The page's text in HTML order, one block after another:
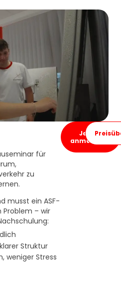
für
zu
musst ein ASF-
Problem – wir
Struktur
weniger Stress
Jetzt
anmelden